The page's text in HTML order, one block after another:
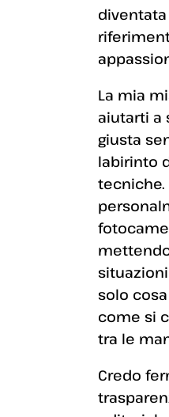
La mia
aiutarti a
giusta
labirinto
tecniche.
solo
come si
tra le
Credo